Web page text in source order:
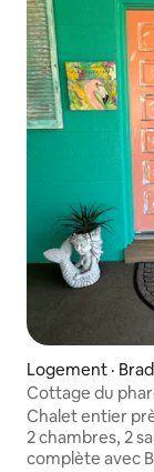
Logement ·
Cottage du
entier
Chalet entier
2 chambres, 2
complète avec